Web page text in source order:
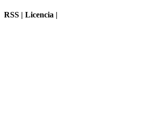
RSS | Licencia |